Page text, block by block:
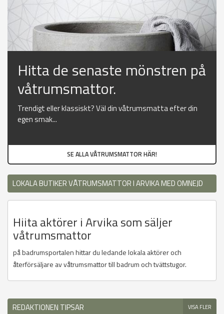
Hitta de senaste mönstren på
våtrumsmattor.
Trendigt eller klassiskt? Väl din våtrumsmatta efter din
egen smak...
SE ALLA VÅTRUMSMATTOR HÄR!
LOKALA BUTIKER VÅTRUMSMATTOR I ARVIKA MED OMNEJD
Hiita aktörer i Arvika som säljer
våtrumsmattor
på badrumsportalen hittar du ledande lokala aktörer och
återförsäljare av våtrumsmattor till badrum och tvättstugor.
REDAKTIONEN TIPSAR VISA FLER